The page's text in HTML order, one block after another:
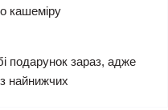
кашеміру
подарунок зараз, адже
найнижчих